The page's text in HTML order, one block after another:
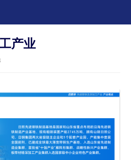
产业